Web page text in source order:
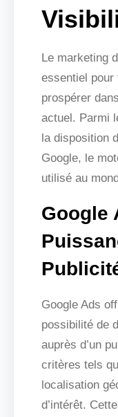
Le marketing
essentiel pour
prospérer
actuel. Parmi
la disposition
Google, le
utilisé au
Google
Google Ads
possibilité de
auprès d’un
critères tels
localisation
d’intérêt.